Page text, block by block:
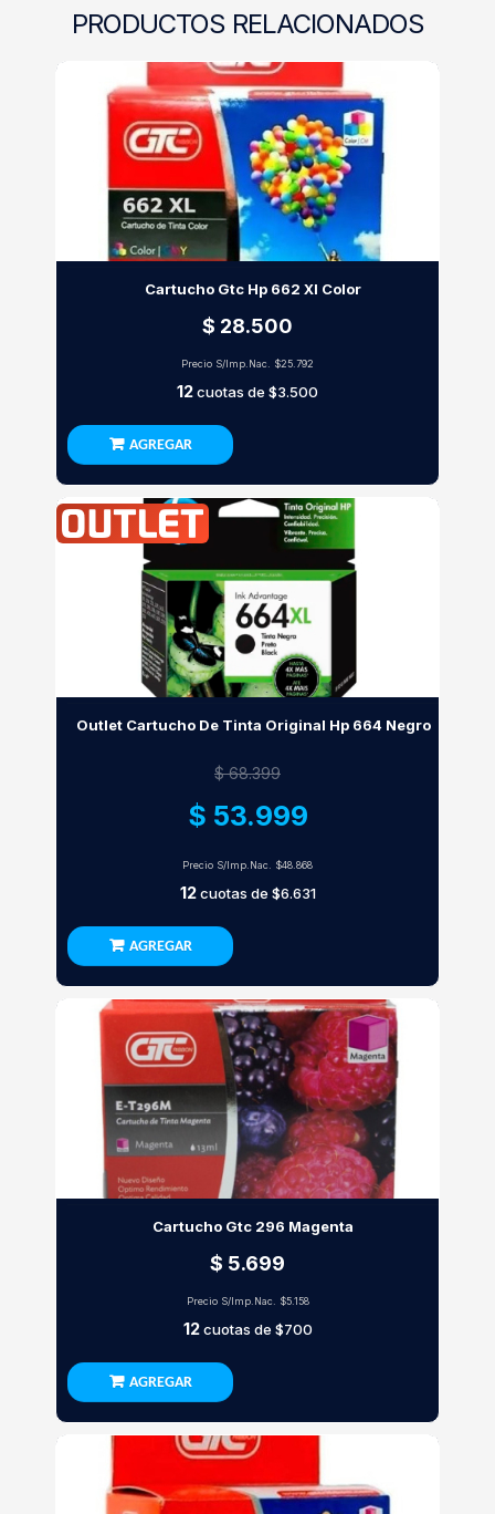
PRODUCTOS RELACIONADOS
Cartucho Gtc Hp 662 Xl Color
$ 28.500
Precio S/Imp.Nac. $25.792
12cuotas de $3.500
AGREGAR
Outlet Cartucho De Tinta Original Hp 664 Negro
$ 68.399
$ 53.999
Precio S/Imp.Nac. $48.868
12cuotas de $6.631
AGREGAR
Cartucho Gtc 296 Magenta
$ 5.699
Precio S/Imp.Nac. $5.158
12cuotas de $700
AGREGAR